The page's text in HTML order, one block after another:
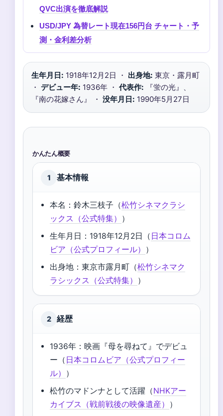
QVC出演を徹底解説
USD/JPY 為替レート現在156円台 チャート・予
測・金利差分析
生年月日: 1918年12月2日 ・ 出身地: 東京・露月町
・ デビュー年: 1936年 ・ 代表作: 『蛍の光』、
『南の花嫁さん』 ・ 没年月日: 1990年5月27日
かんたん概要
1 基本情報
本名：鈴木三枝子（松竹シネマクラシ
ックス（公式特集） ）
生年月日：1918年12月2日（ 日本コロム
ビア（公式プロフィール） ）
出身地：東京市露月町（松竹シネマク
ラシックス（公式特集） ）
2 経歴
1936年：映画『母を尋ねて』でデビュ
ー（ 日本コロムビア（公式プロフィー
ル） ）
松竹のマドンナとして活躍（NHKアー
カイブス（戦前戦後の映像遺産） ）